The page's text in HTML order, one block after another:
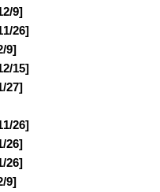
9]
26]
9]
15]
27]
26]
26]
26]
9]